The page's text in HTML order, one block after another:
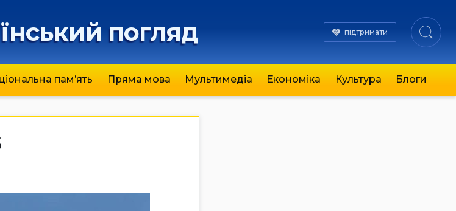
погляд підтримати
пам’ять Пряма мова Мультимедіа Економіка Культура Блоги